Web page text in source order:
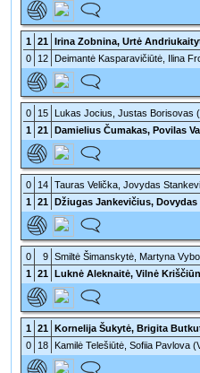
1 21 Irina Zobnina, Urtė
0
12 Deimantė Kasparavičiūtė, Ilina
0 15 Lukas Jocius, Justas Borisovas
1 21 Damielius Čumakas, Povilas
0 14 Tauras Velička, Jovydas
1 21 Džiugas Jankevičius, Dovydas
0 9 Smiltė Šimanskytė, Martyna
1 21 Luknė Aleknaitė, Vilnė
1 21 Kornelija Šukytė, Brigita
0
18 Kamilė Telešiūtė, Sofiia Pavlova